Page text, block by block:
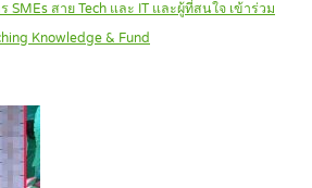
SMEs สาย Tech และ IT และผู้ที่สนใจ เข้าร่วม
Knowledge & Fund